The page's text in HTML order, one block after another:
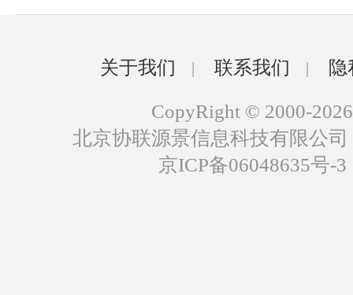
关于我们 | 联系我们 |
CopyRight © 2000-2026
北京协联源景信息科技有限公
京ICP备06048635号-3